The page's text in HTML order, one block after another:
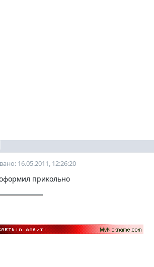
16.05.2011, 12:26:20
прикольно